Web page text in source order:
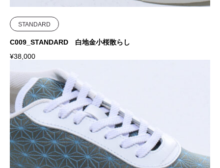
STANDARD
C009_STANDARD 白地金小桜散らし
¥38,000